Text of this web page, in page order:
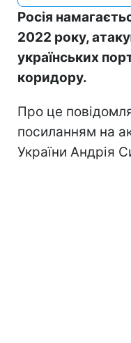
Росія
2022 року,
українських
коридору.
Про це
посиланням на
України Андрія